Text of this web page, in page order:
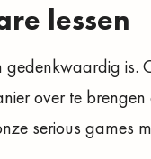
lessen
is.
over te
serious games